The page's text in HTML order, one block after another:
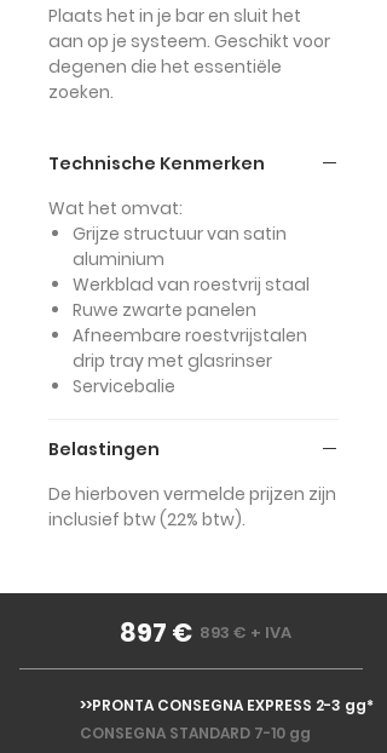
Plaats het in je bar en sluit het
aan op je systeem. Geschikt voor
degenen die het essentiële
zoeken.
Technische Kenmerken
Wat het omvat:
Grijze structuur van satin
aluminium
Werkblad van roestvrij staal
Ruwe zwarte panelen
Afneembare roestvrijstalen
drip tray met glasrinser
Servicebalie
Belastingen
De hierboven vermelde prijzen zijn
inclusief btw (22% btw).
897 € 893 € + IVA
>>PRONTA CONSEGNA EXPRESS 2-3 gg*
CONSEGNA STANDARD 7-10 gg